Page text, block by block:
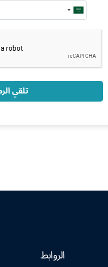
Saudi
Arabia
تلقي
الروابط